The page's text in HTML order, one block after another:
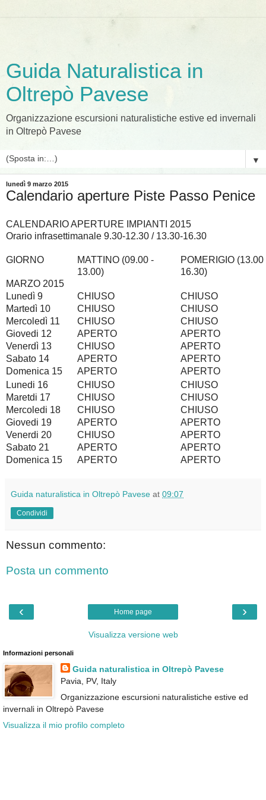
Guida Naturalistica in
Oltrepò Pavese
Organizzazione escursioni naturalistiche estive ed invernali
in Oltrepò Pavese
▼
lunedì 9 marzo 2015
Calendario aperture Piste Passo Penice
CALENDARIO APERTURE IMPIANTI 2015
Orario infrasettimanale 9.30-12.30 / 13.30-16.30
GIORNO
MATTINO (09.00 -
13.00)
POMERIGIO (13.00
16.30)
MARZO 2015
Lunedì 9
CHIUSO
CHIUSO
Martedì 10
CHIUSO
CHIUSO
Mercoledì 11
CHIUSO
CHIUSO
Giovedi 12
APERTO
APERTO
Venerdì 13
CHIUSO
APERTO
Sabato 14
APERTO
APERTO
Domenica 15
APERTO
APERTO
Lunedi 16
CHIUSO
CHIUSO
Maretdi 17
CHIUSO
CHIUSO
Mercoledi 18
CHIUSO
CHIUSO
Giovedi 19
APERTO
APERTO
Venerdi 20
CHIUSO
APERTO
Sabato 21
APERTO
APERTO
Domenica 15
APERTO APERTO
Guida naturalistica in Oltrepò Pavese at 09:07
Condividi
Nessun commento:
Posta un commento
‹ ›
Home page
Visualizza versione web
Informazioni personali
Guida naturalistica in Oltrepò Pavese
Pavia, PV, Italy
Organizzazione escursioni naturalistiche estive ed
invernali in Oltrepò Pavese
Visualizza il mio profilo completo